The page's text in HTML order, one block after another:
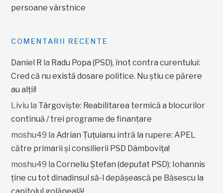
persoane vârstnice
COMENTARII RECENTE
Daniel R la Radu Popa (PSD), înot contra curentului:
Cred că nu există dosare politice. Nu știu ce părere
au alții!
Liviu la Târgoviște: Reabilitarea termică a blocurilor
continuă / trei programe de finanțare
moshu49 laAdrian Țuțuianu intră la rupere: APEL
către primarii și consilierii PSD Dâmbovița!
moshu49 laCorneliu Ștefan (deputat PSD): Iohannis
ține cu tot dinadinsul să-l depășească pe Băsescu la